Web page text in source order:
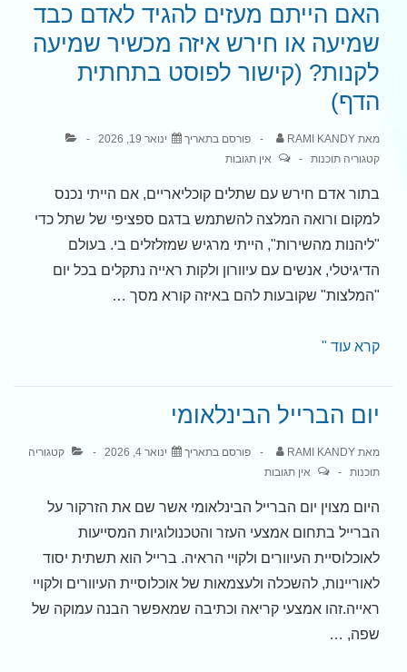
רדיו
ישראלי
האם הייתם מעזים להגיד לאדם כבד
שמיעה או חירש איזה מכשיר שמיעה
לקנות? (קישור לפוסט בתחתית
הדף)
מאתRAMI KANDY פורסם בתאריך
ינואר 19, 2026
קטגוריהתוכנות אין תגובות
בתור אדם חירש עם שתלים קוכליאריים, אם הייתי נכנס
למקום ורואה המלצה להשתמש בדגם ספציפי של שתל כדי
"ליהנות מהשירות", הייתי מרגיש שמזלזלים בי. בעולם
הדיגיטלי, אנשים עם עיוורון ולקות ראייה נתקלים בכל יום
"המלצות" שקובעות להם באיזה קורא מסך …
האם
להגיד
לאדם
כבד
חירש
איזה
קרא עוד "
יום הברייל הבינלאומי
מאתRAMI KANDY פורסם בתאריך ינואר 4, 2026
קטגוריה
תוכנות
אין תגובות
היום מצוין יום הברייל הבינלאומי אשר שם את הזרקור על
הברייל בתחום אמצעי העזר והטכנולוגיות המסייעות
לאוכלוסיית העיוורים ולקויי הראיה. ברייל הוא תשתית יסוד
לאוריינות, להשכלה ולעצמאות של אוכלוסיית העיוורים ולקויי
ראייה.זהו אמצעי קריאה וכתיבה שמאפשר הבנה עמוקה של
שפה, …